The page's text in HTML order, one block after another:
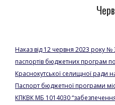
Наказ від 12 червня 2023 року
паспортів бюджетних програм по
Краснокутської селищної ради
Паспорт бюджетної програми
КПКВК МБ 1014030 “забезпечення